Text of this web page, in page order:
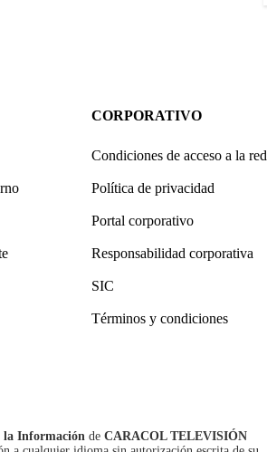
CORPORATIVO
Condiciones de acceso a la red
Política de privacidad
Portal corporativo
Responsabilidad corporativa
SIC
Términos y condiciones
la Información de CARACOL TELEVISIÓN